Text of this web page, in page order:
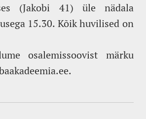
(Jakobi 41) üle nädala
15.30. Kõik huvilised on
osalemissoovist märku